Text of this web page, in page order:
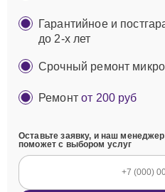
Гарантийное и
до 2-х лет
Срочный ремонт
Ремонтот 200 руб
Оставьте заявку, и наш
поможет с выбором услуг